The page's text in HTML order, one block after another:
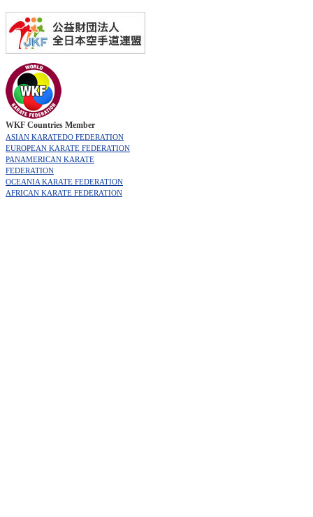
WKF Countries Member
ASIAN KARATEDO FEDERATION
EUROPEAN KARATE FEDERATION
PANAMERICAN KARATE
FEDERATION
OCEANIA KARATE FEDERATION
AFRICAN KARATE FEDERATION